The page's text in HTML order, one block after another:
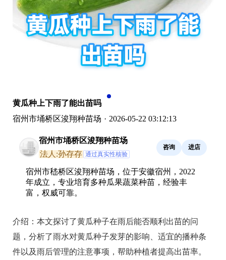
黄瓜种上下雨了能出苗吗
宿州市埇桥区浚翔种苗场 · 2026-05-22 03:12:13
宿州市埇桥区浚翔种苗场
法人:孙存存 通过真实性核验
咨询 进店
宿州市嵇桥区浚翔种苗场，位于安徽宿州，2022
年成立，专业培育多种瓜果蔬菜种苗，经验丰
富，权威可靠。
介绍： 本文探讨了黄瓜种子在雨后能否顺利出苗的问
题，分析了雨水对黄瓜种子发芽的影响、适宜的播种条
件以及雨后管理的注意事项，帮助种植者提高出苗率。